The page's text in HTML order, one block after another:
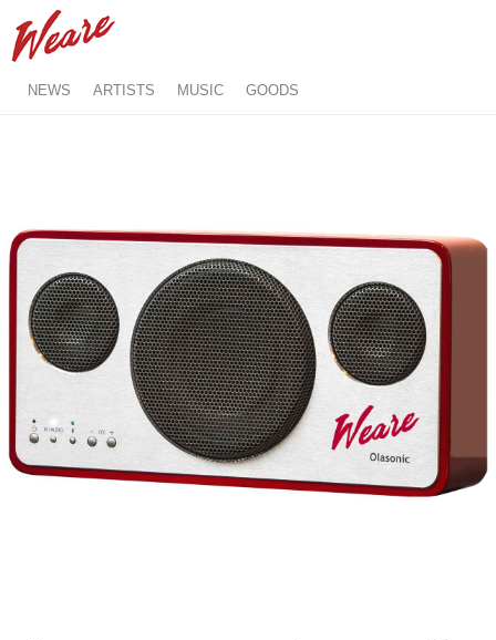
NEWS ARTISTS MUSIC GOODS